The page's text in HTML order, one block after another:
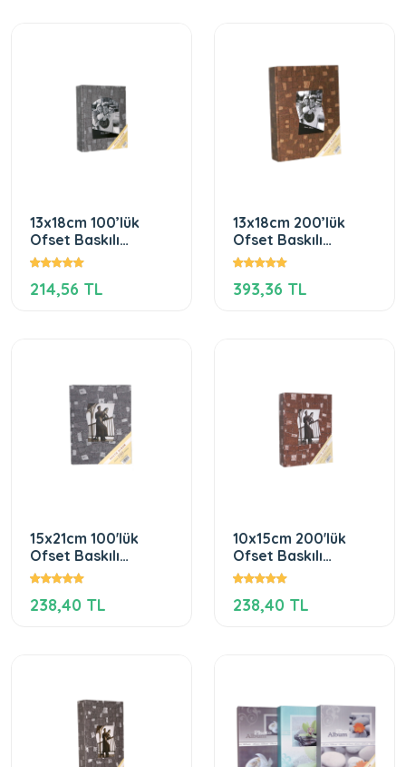
13x18cm 100’lük
Ofset Baskılı
Fotoğraf Albümü
214,56 TL
13x18cm 200’lük
Ofset Baskılı
Fotoğraf Albümü
393,36 TL
15x21cm 100'lük
Ofset Baskılı
Fotoğraf Albümü
238,40 TL
10x15cm 200'lük
Ofset Baskılı
Fotoğraf Albümü
238,40 TL